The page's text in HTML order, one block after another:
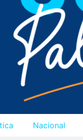
Nacional